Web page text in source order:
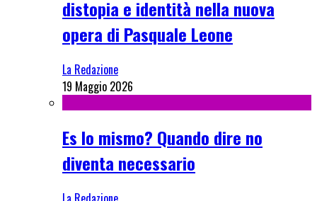
distopia e identità nella nuova
opera di Pasquale Leone
La Redazione
19 Maggio 2026
Es lo mismo? Quando dire no
diventa necessario